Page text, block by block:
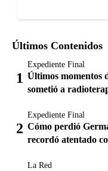
Últimos Contenidos
Expediente Final
Últimos momentos
sometió a
Expediente Final
Cómo perdió
recordó atentado
La Red